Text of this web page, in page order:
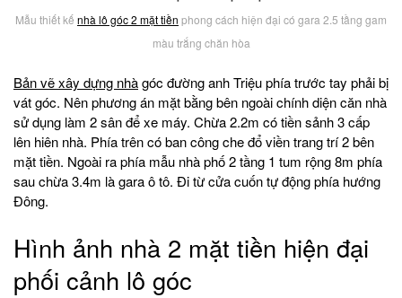
Mẫu thiết kế nhà lô góc 2 mặt tiền phong cách hiện đại có gara 2.5 tầng gam
màu trắng chăn hòa
Bản vẽ xây dựng nhàgóc đường anh Triệu phía trước tay phải bị
vát góc. Nên phương án mặt bằng bên ngoài chính diện căn nhà
sử dụng làm 2 sân để xe máy. Chừa 2.2m có tiền sảnh 3 cấp
lên hiên nhà. Phía trên có ban công che đổ viền trang trí 2 bên
mặt tiền. Ngoài ra phía mẫu nhà phố 2 tầng 1 tum rộng 8m phía
sau chừa 3.4m là gara ô tô. Đi từ cửa cuốn tự động phía hướng
Đông.
Hình ảnh nhà 2 mặt tiền hiện đại
phối cảnh lô góc